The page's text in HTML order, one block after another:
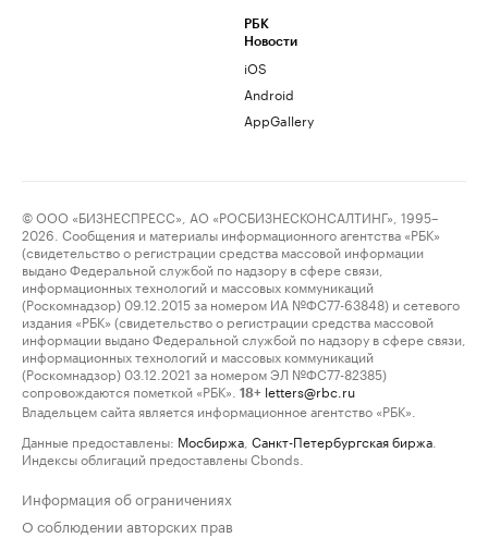
РБК
Новости
iOS
Android
AppGallery
© ООО «БИЗНЕСПРЕСС», АО «РОСБИЗНЕСКОНСАЛТИНГ», 1995–
2026. Сообщения и материалы информационного агентства «РБК»
(свидетельство о регистрации средства массовой информации
выдано Федеральной службой по надзору в сфере связи,
информационных технологий и массовых коммуникаций
(Роскомнадзор) 09.12.2015 за номером ИА №ФС77-63848) и сетевого
издания «РБК» (свидетельство о регистрации средства массовой
информации выдано Федеральной службой по надзору в сфере связи,
информационных технологий и массовых коммуникаций
(Роскомнадзор) 03.12.2021 за номером ЭЛ №ФС77-82385)
сопровождаются пометкой «РБК».
18+ letters@rbc.ru
Владельцем сайта является информационное агентство «РБК».
Данные предоставлены: Мосбиржа Санкт-Петербургская биржа
Индексы облигаций предоставлены Cbonds.
Информация об ограничениях
О соблюдении авторских прав